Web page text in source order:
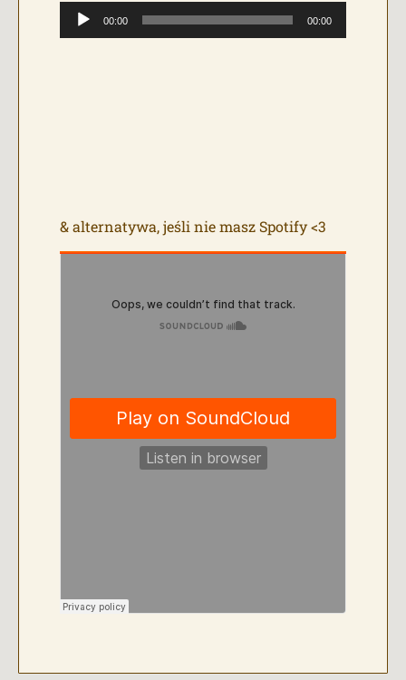
Odtwarzacz
plików
00:00 00:00
& alternatywa, jeśli nie masz Spotify <3